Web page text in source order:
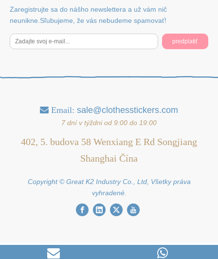
Zaregistrujte sa do nášho newslettera a už vám nič
neunikne.Sľubujeme, že vás nebudeme spamovať!
predplatiť
 Email: sale@clothesstickers.com
7 dní v týždni od 9:00 do 19:00
402, 5. budova 58 Wenxiang E Rd Songjiang
Shanghai Čína
Copyright © Great K2 Industry Co., Ltd, Všetky práva
vyhradené.